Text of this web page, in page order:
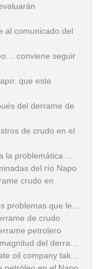
al comunicado del
conviene seguir
que este
del derrame de
de crudo en el
la problemática ...
del río Napo
crudo en
problemas que le...
de crudo
petrolero
del derra...
oil company tak...